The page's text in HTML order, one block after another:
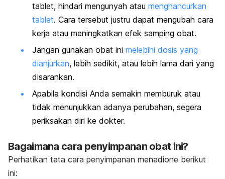
tablet, hindari mengunyah atau menghancurkan
tablet. Cara tersebut justru dapat mengubah cara
kerja atau meningkatkan efek samping obat.
Jangan gunakan obat ini melebihi dosis yang
dianjurkan, lebih sedikit, atau lebih lama dari yang
disarankan.
Apabila kondisi Anda semakin memburuk atau
tidak menunjukkan adanya perubahan, segera
periksakan diri ke dokter.
Bagaimana cara penyimpanan obat ini?
Perhatikan tata cara penyimpanan menadione berikut
ini: